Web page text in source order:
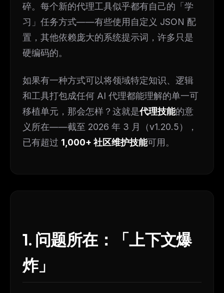
碎。每个新的代理工具似乎都有自己的「学
习」任务方式——有些使用自定义 JSON 配
置，其他依赖庞大的系统提示词，许多只是
硬编码的。
如果有一种方式可以将领域特定知识、逻辑
和工具打包成任何 AI 代理都能理解的单一可
移植单元，那会怎样？这就是代理技能的意
义所在——截至 2026 年 3 月（v1.20.5），
已有超过 1,000+ 社区维护技能可用。
1. 问题所在：「上下文爆
炸」